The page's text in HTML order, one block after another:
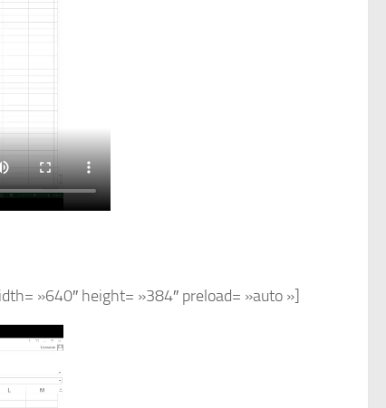
»640″ height= »384″ preload= »auto »]